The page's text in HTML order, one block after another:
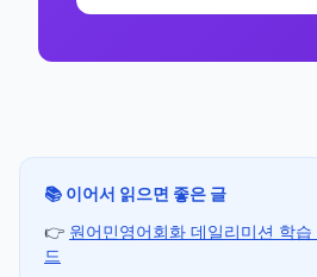
📚 이어서 읽으면 좋은 글
👉 원어민영어회화 데일리미션 학
드